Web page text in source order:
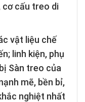
cơ cấu treo di
vật liệu chế
linh kiện, phụ
Sàn treo của
mẽ, bền bỉ,
nghiệt nhất